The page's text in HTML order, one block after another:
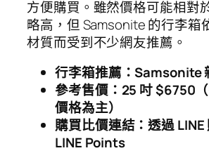
方便購買。雖然價格可能相對
略高，但 Samsonite 的行李箱
材質而受到不少網友推薦。
行李箱推薦：Samsonite
參考售價：25 吋 $6750
價格為主）
購買比價連結：透過
LINE Points